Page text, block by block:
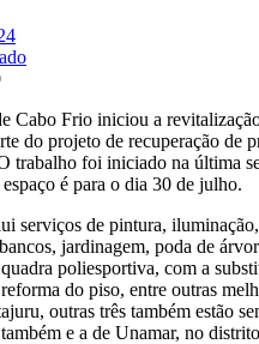
Cabo Frio iniciou a
do projeto de recuperação de
trabalho foi iniciado na última
é para o dia 30 de julho.
serviços de pintura,
jardinagem, poda de
poliesportiva, com a
do piso, entre outras
outras três também estão
e a de Unamar, no